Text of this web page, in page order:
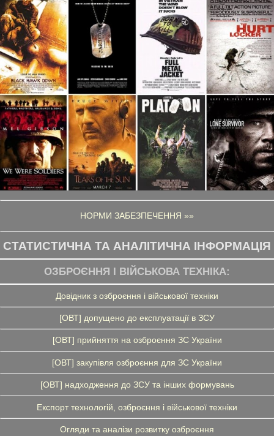
НОРМИ ЗАБЕЗПЕЧЕННЯ »»
СТАТИСТИЧНА ТА АНАЛІТИЧНА ІНФОРМАЦІЯ
ОЗБРОЄННЯ І ВІЙСЬКОВА ТЕХНІКА:
Довідник з озброєння і військової техніки
[ОВТ] допущено до експлуатації в ЗСУ
[ОВТ] прийняття на озброєння ЗС України
[ОВТ] закупівля озброєння для ЗС України
[ОВТ] надходження до ЗСУ та інших формувань
Експорт технологій, озброєння і військової техніки
Огляди та аналізи розвитку озброєння